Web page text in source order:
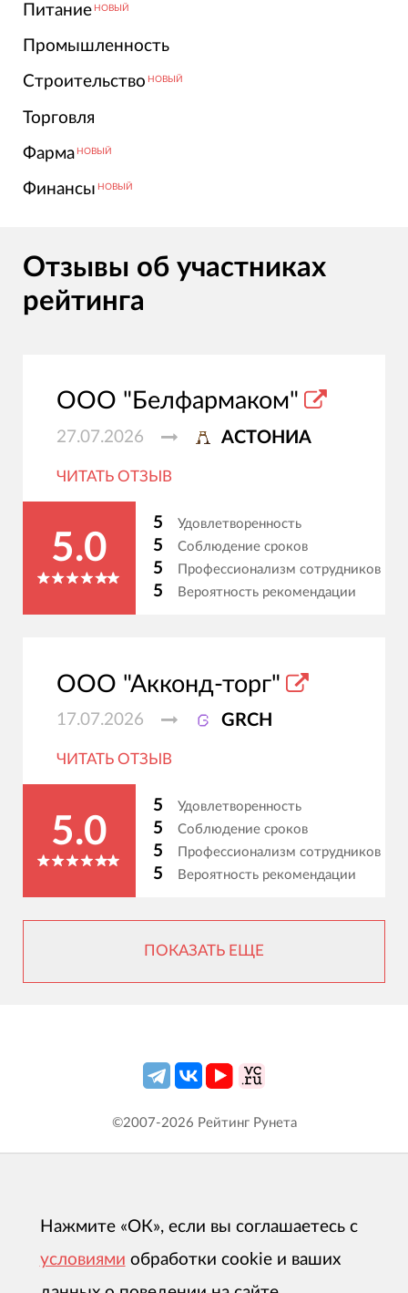
Питание НОВЫЙ
Промышленность
Строительство НОВЫЙ
Торговля
Фарма НОВЫЙ
Финансы НОВЫЙ
Отзывы об участниках
рейтинга
ООО "Белфармаком"
27.07.2026 АСТОНИА
ЧИТАТЬ ОТЗЫВ
5.0
5 Удовлетворенность
5 Соблюдение сроков
5 Профессионализм сотрудников
5 Вероятность рекомендации
ООО "Акконд-торг"
17.07.2026 GRCH
ЧИТАТЬ ОТЗЫВ
5.0
5 Удовлетворенность
5 Соблюдение сроков
5 Профессионализм сотрудников
5 Вероятность рекомендации
ПОКАЗАТЬ ЕЩЕ
©2007-2026 Рейтинг Рунета
Нажмите «ОК», если вы соглашаетесь с
условиями обработки cookie и ваших